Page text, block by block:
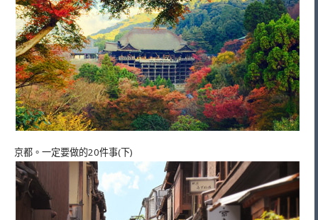
京都。一定要做的20件事(下)